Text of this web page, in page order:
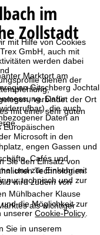
mit Hilfe von Cookies
GmbH, auch mit
werden dabei
dienen der
Dafür
die auch
Daten an
Europäischen
Microsoft in den
Sie den Einsatz von
Technologien.
nur technisch und zur
die Möglichkeit zur
unsererCookie-Policy.
Sie in unserem
im
Zollstadt
Marktort am
Gitschberg Jochtal
verbindet der Ort
mit einer sehr guten
engen Gassen und
Cafés und
und zur Einkehr mit
wird zudem von
Mühlbacher Klause
als wichtiger